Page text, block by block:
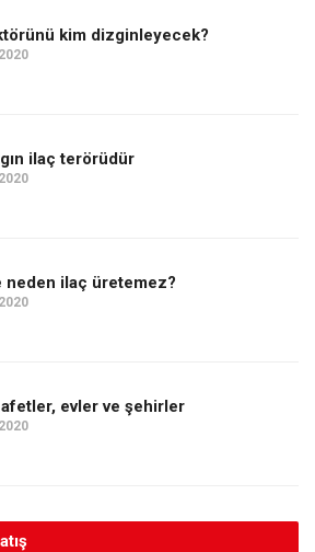
kim dizginleyecek?
ilaç terörüdür
neden ilaç üretemez?
afetler, evler ve şehirler